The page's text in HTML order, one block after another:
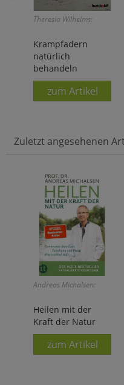
Theresia Wilhelms:
Krampfadern
natürlich
behandeln
zum Artikel
Zuletzt angesehenen
Andreas Michalsen:
Heilen mit der
Kraft der Natur
zum Artikel